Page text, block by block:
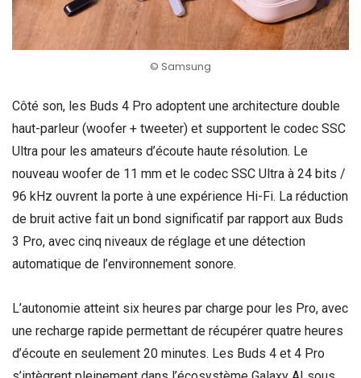
© Samsung
Côté son, les Buds 4 Pro adoptent une architecture double
haut-parleur (woofer + tweeter) et supportent le codec SSC
Ultra pour les amateurs d’écoute haute résolution. Le
nouveau woofer de 11 mm et le codec SSC Ultra à 24 bits /
96 kHz ouvrent la porte à une expérience Hi-Fi. La réduction
de bruit active fait un bond significatif par rapport aux Buds
3 Pro, avec cinq niveaux de réglage et une détection
automatique de l’environnement sonore.
L’autonomie atteint six heures par charge pour les Pro, avec
une recharge rapide permettant de récupérer quatre heures
d’écoute en seulement 20 minutes. Les Buds 4 et 4 Pro